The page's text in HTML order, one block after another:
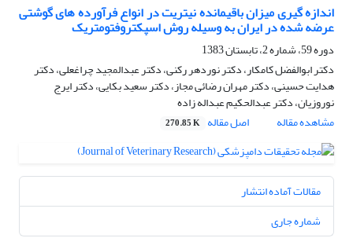
اندازه گیری میزان باقیمانده نیتریت در انواع فرآورده های گوشتی
عرضه شده در ایران به وسیله روش اسپکتروفتومتریک
دوره 59، شماره 2، تابستان 1383
دکتر ابوالفضل کامکار، دکتر نوردهر رکنی، دکتر عبدالمجید چراغعلی، دکتر
هدایت حسینی، دکتر مهران رضائی مجاز، دکتر سعید بکایی، دکتر ایرج
نوروزیان، دکتر عبدالحکیم عبداله زاده
مشاهده مقاله
اصل مقاله 270.85 K
مقالات آماده انتشار
شماره جاری